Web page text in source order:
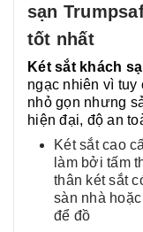
sạn
tốt nhất
Két sắt khách
ngạc nhiên vì tuy
nhỏ gọn nhưng
hiện đại, độ an
Két sắt cao
làm bởi tấm
thân két sắt
sàn nhà
để đồ